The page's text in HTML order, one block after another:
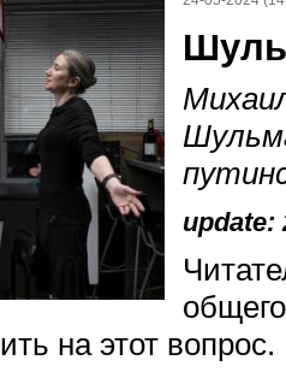
update:
на этот